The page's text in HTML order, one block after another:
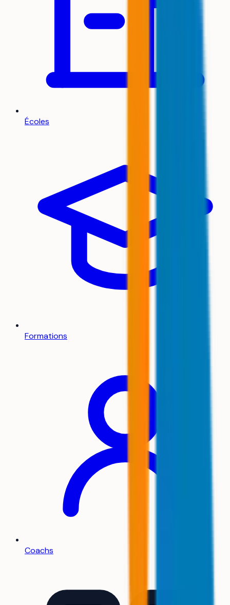
Écoles
Formations
Coachs